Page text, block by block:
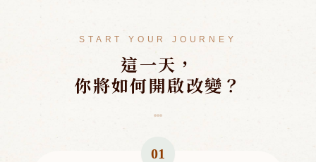
START YOUR JOURNEY
這一天，
你將如何開啟改變？
01